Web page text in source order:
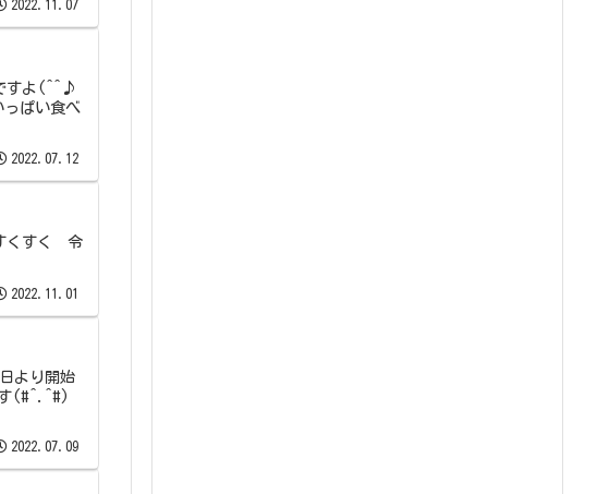
2022.11.07
すよ(^^♪
っぱい食べ
2022.07.12
くすく 令
2022.11.01
より開始
す(#^.^#)
2022.07.09